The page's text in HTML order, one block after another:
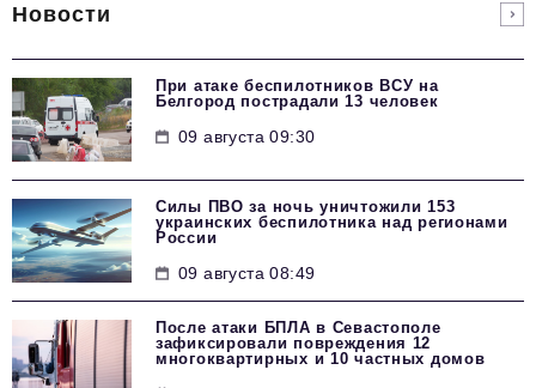
Новости
При атаке беспилотников ВСУ на
Белгород пострадали 13 человек
09 августа 09:30
Силы ПВО за ночь уничтожили 153
украинских беспилотника над регионами
России
09 августа 08:49
После атаки БПЛА в Севастополе
зафиксировали повреждения 12
многоквартирных и 10 частных домов